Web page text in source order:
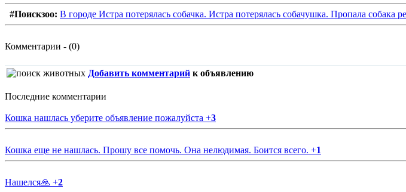
#Поискзоо: В городе Истра потерялась собачка. Истра потерялась собачушка. Пропала
Комментарии - (0)
Добавить комментарий к объявлению
Последние комментарии
Кошка нашлась уберите объявление пожалуйста +3
Кошка еще не нашлась. Прошу все помочь. Она нелюдимая. Боится всего. +1
Нашелся🙏 +2